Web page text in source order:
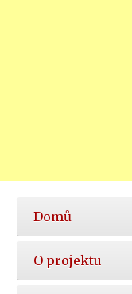
Hlavní
nabídka
Domů
O projektu